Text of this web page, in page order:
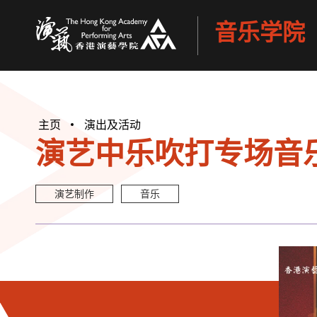
音乐学院
主页 演出及活动
演艺中乐吹打专场音
演艺制作 音乐